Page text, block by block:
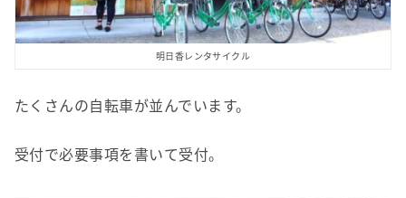
明日香レンタサイクル
たくさんの自転車が並んでいます。
受付で必要事項を書いて受付。